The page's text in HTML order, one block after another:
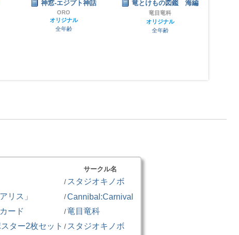
神窓-エジプト神話
ORO
オリジナル
全年齢
竜とけもの図鑑 海編
竜目竜科
オリジナル
全年齢
サークル名
/ スタジオキノボ
リス」 /Cannibal:Carnival
ード /竜目竜科
ター2枚セット / スタジオキノボ